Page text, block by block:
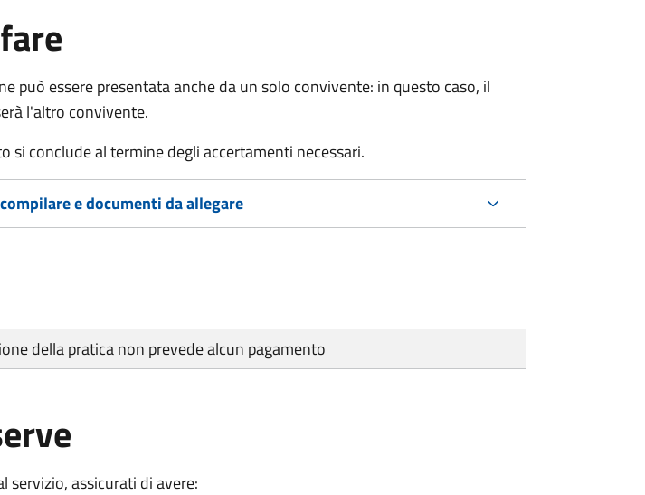
può essere presentata anche da un solo convivente: in questo caso, il
l'altro convivente.
si conclude al termine degli accertamenti necessari.
e documenti da allegare
della pratica non prevede alcun pagamento
servizio, assicurati di avere: